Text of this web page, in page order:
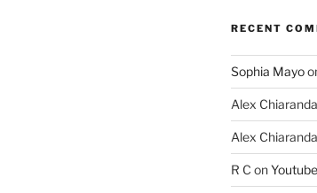
RECENT
Sophia Mayo
Alex Chiaranda
Alex Chiaranda
R C on